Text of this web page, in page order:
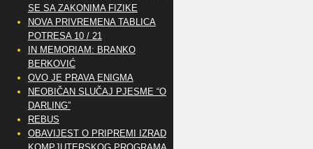
SE SA ZAKONIMA FIZIKE
NOVA PRIVREMENA TABLICA
POTRESA 10 / 21
IN MEMORIAM: BRANKO
BERKOVIĆ
OVO JE PRAVA ENIGMA
NEOBIČAN SLUČAJ PJESME “OH
DARLING”
REBUS
OBAVIJEST O PRIPREMI IZRADE